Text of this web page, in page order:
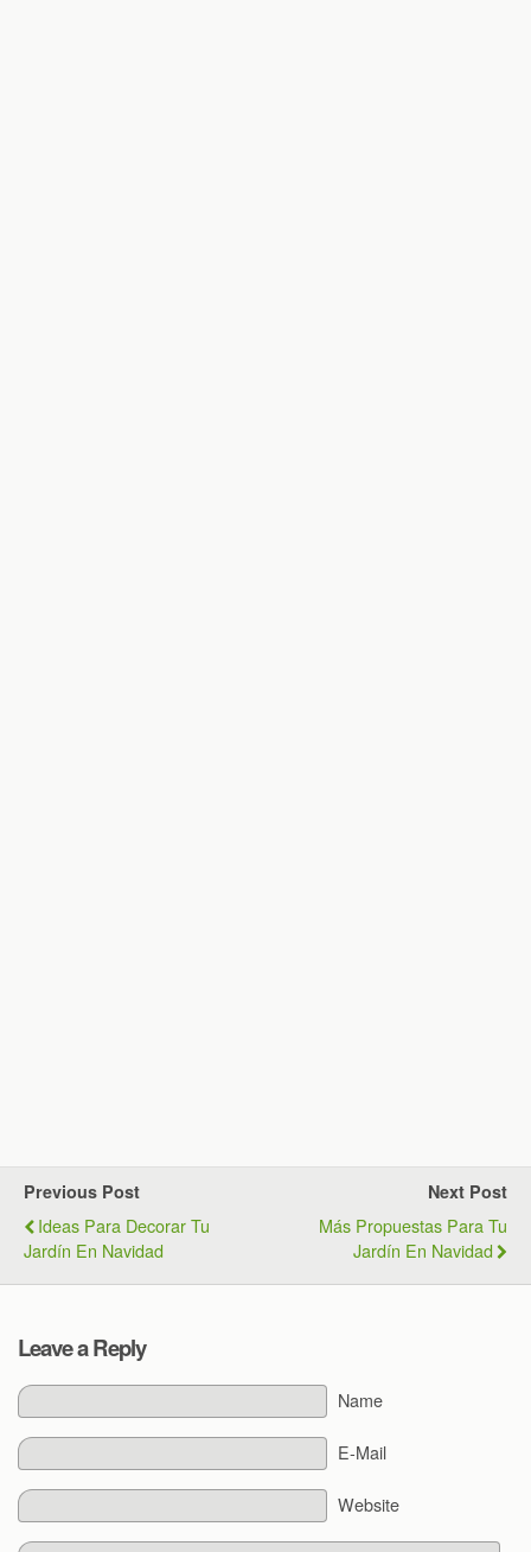
Previous Post
Ideas Para Decorar Tu
Jardín En Navidad
Next Post
Más Propuestas Para Tu
Jardín En Navidad
Leave a Reply
Name
E-Mail
Website